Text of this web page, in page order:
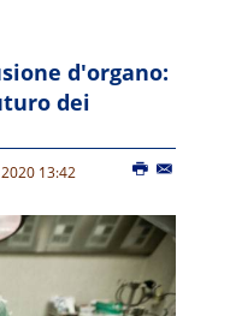
d'organo:
dei
13:42